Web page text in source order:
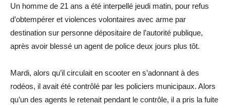
Un homme de 21 ans a été interpellé jeudi matin, pour refus
d’obtempérer et violences volontaires avec arme par
destination sur personne dépositaire de l’autorité publique,
après avoir blessé un agent de police deux jours plus tôt.
Mardi, alors qu’il circulait en scooter en s’adonnant à des
rodéos, il avait été contrôlé par les policiers municipaux. Alors
qu’un des agents le retenait pendant le contrôle, il a pris la fuite